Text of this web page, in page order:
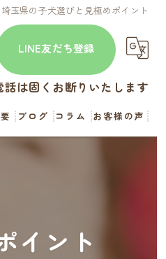
玉県の子犬選びと見極めポイント
LINE友だち登録
話は固くお断りいたします
ブログ コラム お客様の声
イント